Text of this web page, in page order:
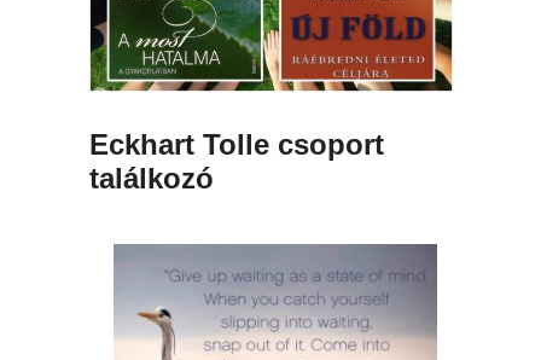
Eckhart Tolle csoport
találkozó